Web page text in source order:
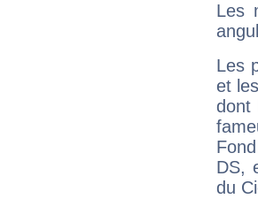
Les
Les
et
dont
DS,
du